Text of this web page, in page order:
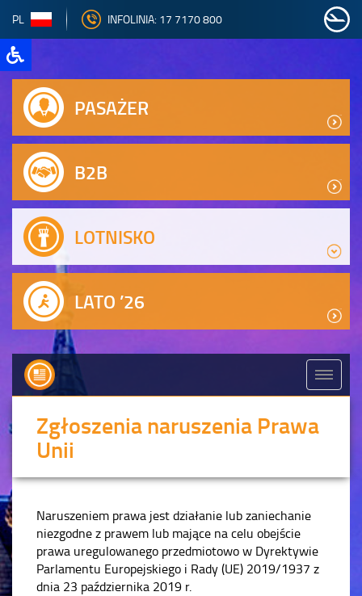
PL INFOLINIA: 17 7170 800
PASAŻER
B2B
LOTNISKO
LATO ’26
Zgłoszenia naruszenia Prawa
Unii
Naruszeniem prawa jest działanie lub zaniechanie
niezgodne z prawem lub mające na celu obejście
prawa uregulowanego przedmiotowo w Dyrektywie
Parlamentu Europejskiego i Rady (UE) 2019/1937 z
dnia 23 października 2019 r.